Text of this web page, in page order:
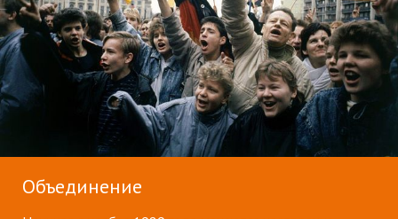
Объединение